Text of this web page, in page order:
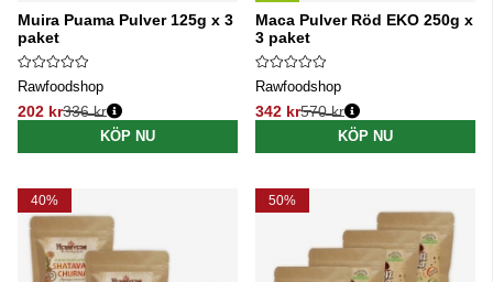
Muira Puama Pulver 125g x 3
paket
Rawfoodshop
202 kr
Ordinarie pris:
336 kr
KÖP NU
Maca Pulver Röd EKO 250g x
3 paket
Rawfoodshop
342 kr
Ordinarie pris:
570 kr
KÖP NU
40% 50%